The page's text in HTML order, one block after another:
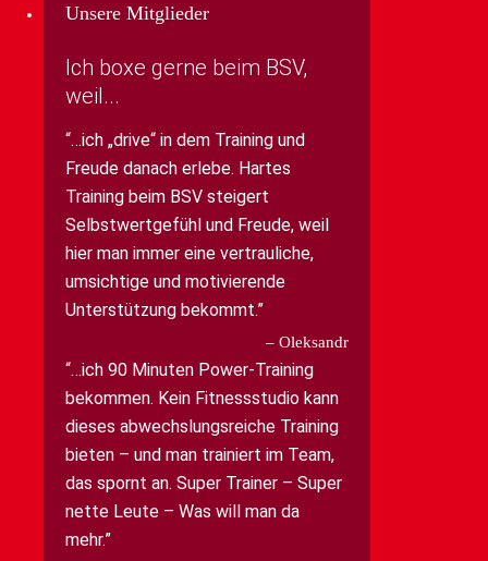
Unsere Mitglieder
Ich boxe gerne beim BSV,
weil...
…ich „drive“ in dem Training und
Freude danach erlebe. Hartes
Training beim BSV steigert
Selbstwertgefühl und Freude, weil
hier man immer eine vertrauliche,
umsichtige und motivierende
Unterstützung bekommt.
Oleksandr
…ich 90 Minuten Power-Training
bekommen. Kein Fitnessstudio kann
dieses abwechslungsreiche Training
bieten – und man trainiert im Team,
das spornt an. Super Trainer – Super
nette Leute – Was will man da
mehr.